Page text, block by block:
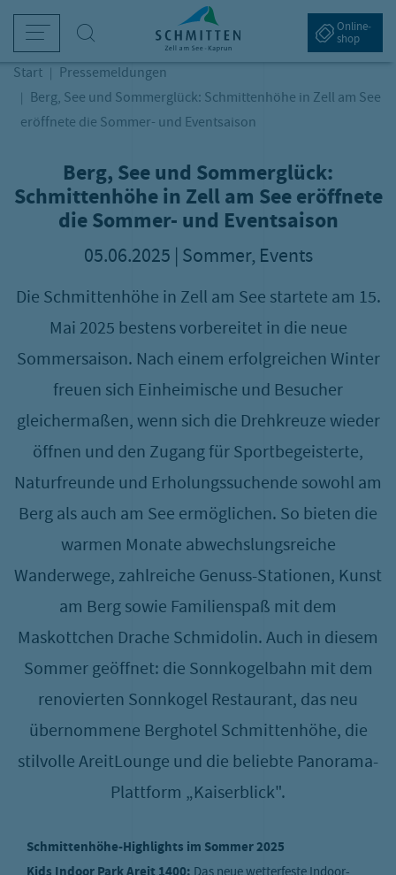
Navigation überspringen
Zum Hauptcontent
Zur Hauptnavigation springen
sr.Table Of Content Berg, See und Sommerglück:
Online­
shop
Winter am Berg
der Pisten
& Bergrestaurants
Bergsommer
& Sommer-Bergbahnen
Sommeraktivitäten
Programm
& Bergrestaurants
und Aussichtspunkte
Österreichische Sommer-Bergbahnen
Schifffahrt am Zeller See
"Maria Franziska von Trapp"
Tickets & Preise
Tickets
und Erlebnistickets
Service & Aktuelles
Schmitten
am See-Kaprun App
Start
Pressemeldungen
Berg, See und Sommerglück: Schmittenhöhe in Zell am See
eröffnete die Sommer- und Eventsaison
Berg, See und Sommerglück:
Schmittenhöhe in Zell am See eröffnete
die Sommer- und Eventsaison
05.06.2025 | Sommer, Events
Die Schmittenhöhe in Zell am See startete am 15.
Mai 2025 bestens vorbereitet in die neue
Sommersaison. Nach einem erfolgreichen Winter
freuen sich Einheimische und Besucher
gleichermaßen, wenn sich die Drehkreuze wieder
öffnen und den Zugang für Sportbegeisterte,
Naturfreunde und Erholungssuchende sowohl am
Berg als auch am See ermöglichen. So bieten die
warmen Monate abwechslungsreiche
Wanderwege, zahlreiche Genuss-Stationen, Kunst
am Berg sowie Familienspaß mit dem
Maskottchen Drache Schmidolin. Auch in diesem
Sommer geöffnet: die Sonnkogelbahn mit dem
renovierten Sonnkogel Restaurant, das neu
übernommene Berghotel Schmittenhöhe, die
stilvolle AreitLounge und die beliebte Panorama-
Plattform „Kaiserblick".
Schmittenhöhe-Highlights im Sommer 2025
Kids Indoor Park Areit 1400: